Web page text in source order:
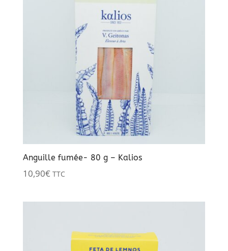
Anguille fumée- 80 g – Kalios
10,90€ TTC